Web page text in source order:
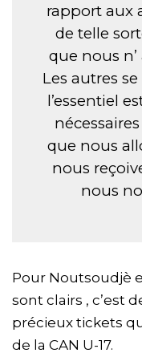
rapport aux
de telle
que nous
Les autres
l’essentiel
que nous
nous
nous
Pour Noutsoudjè
sont clairs , c’est
précieux tickets
de la CAN U-17.